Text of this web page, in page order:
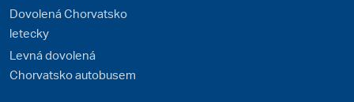
Dovolená Chorvatsko
letecky
Levná dovolená
Chorvatsko autobusem